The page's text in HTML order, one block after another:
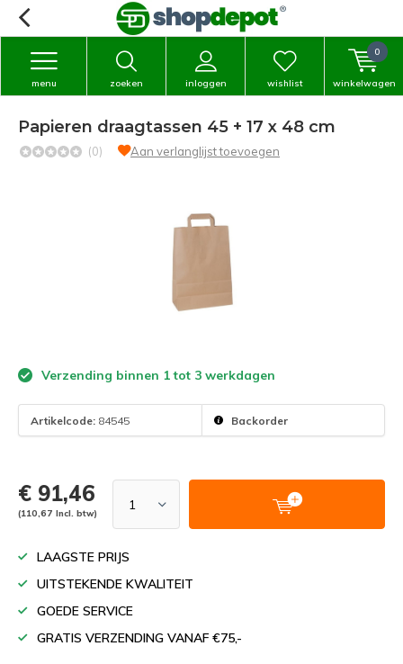
zoeken inloggen
menu wishlist winkelwagen
0
Papieren draagtassen 45 + 17 x 48 cm
(0) Aan verlanglijst toevoegen
Verzending binnen 1 tot 3 werkdagen
Artikelcode: 84545 Backorder
€ 91,46
(110,67 Incl. btw)
LAAGSTE PRIJS
UITSTEKENDE KWALITEIT
GOEDE SERVICE
GRATIS VERZENDING VANAF €75,-